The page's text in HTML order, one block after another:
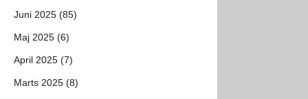
Juni 2025 (85)
Maj 2025 (6)
April 2025 (7)
Marts 2025 (8)